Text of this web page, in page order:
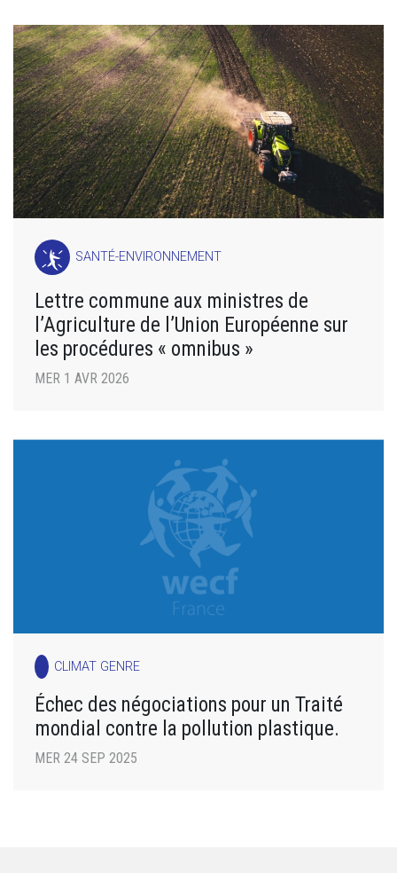
SANTÉ-ENVIRONNEMENT
Lettre commune aux ministres de
l’Agriculture de l’Union Européenne sur
les procédures « omnibus »
MER 1 AVR 2026
CLIMAT GENRE
Échec des négociations pour un Traité
mondial contre la pollution plastique.
MER 24 SEP 2025